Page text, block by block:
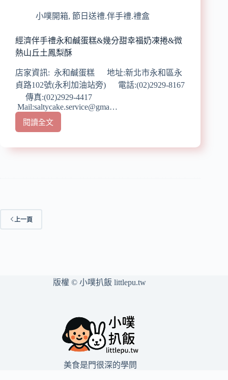
吃
產!!!)
小噗開箱, 節日送禮.伴手禮.禮盒
經濟伴手禮永和鹹蛋糕&幾分甜幸福奶凍捲&微
熱山丘土鳳梨酥
店家資訊: 永和鹹蛋糕 地址:新北市永和區永
貞路102號(永利加油站旁) 電話:(02)2929-8167
傳真:(02)2929-4417
Mail:saltycake.service@gma…
閱讀全文
經
伴
蛋
上一頁
版權 © 小噗扒飯 littlepu.tw
美食是門很深的學問